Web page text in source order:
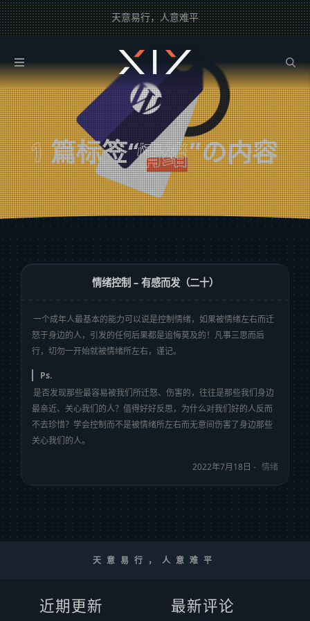
天意易行，人意难平
2BROEAR の 情绪 Tag
1篇标签“情绪”の内容
情绪控制 – 有感而发（二十）
一个成年人最基本的能力可以说是控制情绪，如果被情绪左右而迁
怒于身边的人，引发的任何后果都是追悔莫及的！凡事三思而后
行，切勿一开始就被情绪所左右，谨记。
Ps.
是否发现那些最容易被我们所迁怒、伤害的，往往是那些我们身边
最亲近、关心我们的人？值得好好反思，为什么对我们好的人反而
不去珍惜？学会控制而不是被情绪所左右而无意间伤害了身边那些
关心我们的人。
2022年7月18日 - 情绪
天意易行，人意难平
近期更新 最新评论